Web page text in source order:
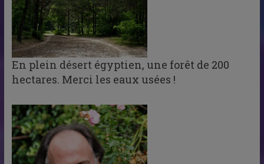
En plein désert égyptien, une forêt de 200
hectares. Merci les eaux usées !